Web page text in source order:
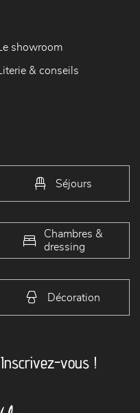
Le showroom
Literie & conseils
Séjours
Chambres &
dressing
Décoration
Inscrivez-vous !